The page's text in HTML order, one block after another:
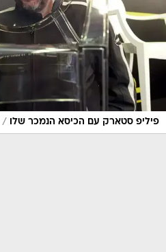
פיליפ סטארק עם הכיסא הנמכר שלו /